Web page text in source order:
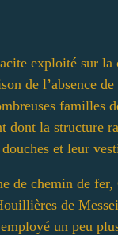
exploité sur
de l’absence
familles
dont la structure
et leur
de chemin de
de
un peu